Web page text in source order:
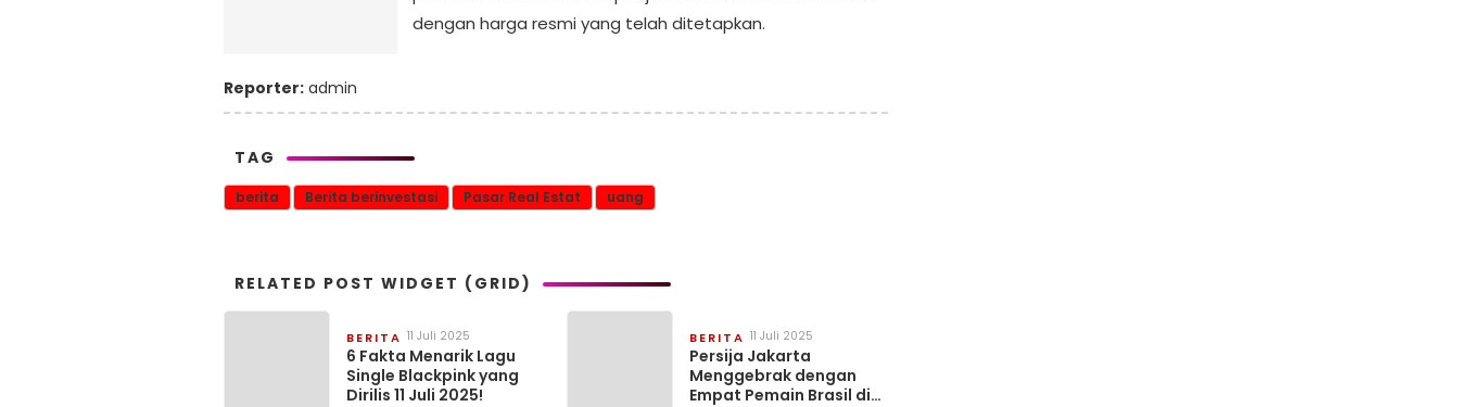
dengan harga resmi yang telah ditetapkan.
Reporter: admin
TAG
berita Berita berinvestasi Pasar Real Estat uang
RELATED POST WIDGET (GRID)
BERITA 11 Juli 2025
6 Fakta Menarik Lagu
Single Blackpink yang
Dirilis 11 Juli 2025!
BERITA 11 Juli 2025
Persija Jakarta
Menggebrak dengan
Empat Pemain Brasil di